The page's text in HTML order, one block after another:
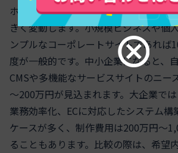
ホームページ制作費は、事業規模や必
きく変動します。小規模ビジネスや個
ンプルなコーポレートサイトであれば
度が一般的です。中小企業になると、
CMSや多機能なサービスサイトのニー
～200万円が見込まれます。大企業で
業務効率化、ECに対応したシステム構
ケースが多く、制作費用は200万円～
ることもあります。比較の際は、希望